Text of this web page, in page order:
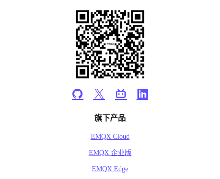
旗下产品
EMQX Cloud
EMQX 企业版
EMQX Edge